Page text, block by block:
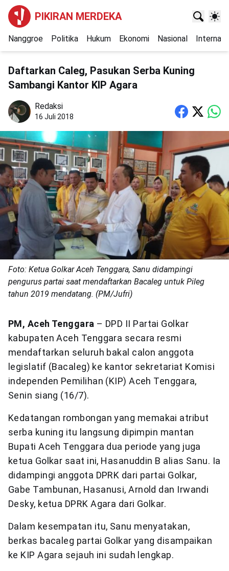
PIKIRAN MERDEKA
Nanggroe Politika Hukum Ekonomi Nasional
Daftarkan Caleg, Pasukan Serba Kuning
Sambangi Kantor KIP Agara
Redaksi
16 Juli 2018
Foto: Ketua Golkar Aceh Tenggara, Sanu didampingi
pengurus partai saat mendaftarkan Bacaleg untuk Pileg
tahun 2019 mendatang. (PM/Jufri)
PM, Aceh Tenggara – DPD II Partai Golkar
kabupaten Aceh Tenggara secara resmi
mendaftarkan seluruh bakal calon anggota
legislatif (Bacaleg) ke kantor sekretariat Komisi
independen Pemilihan (KIP) Aceh Tenggara,
Senin siang (16/7).
Kedatangan rombongan yang memakai atribut
serba kuning itu langsung dipimpin mantan
Bupati Aceh Tenggara dua periode yang juga
ketua Golkar saat ini, Hasanuddin B alias Sanu. Ia
didampingi anggota DPRK dari partai Golkar,
Gabe Tambunan, Hasanusi, Arnold dan Irwandi
Desky, ketua DPRK Agara dari Golkar.
Dalam kesempatan itu, Sanu menyatakan,
berkas bacaleg partai Golkar yang disampaikan
ke KIP Agara sejauh ini sudah lengkap.